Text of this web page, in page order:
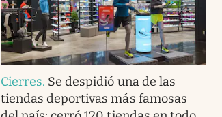
Cierres. Se despidió una de las
tiendas deportivas más famosas